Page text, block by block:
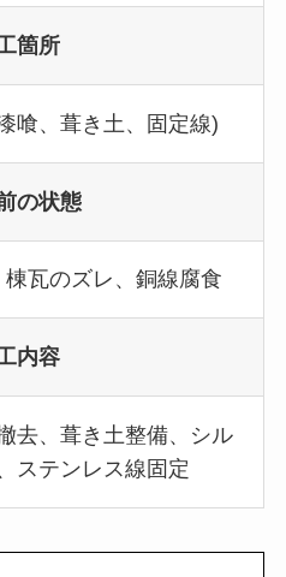
箇所
喰、葺き土、固定線)
の状態
瓦のズレ、銅線腐食
内容
去、葺き土整備、シル
ステンレス線固定